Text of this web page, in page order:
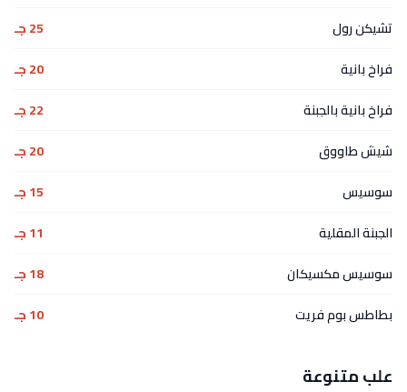
تشيكن رول
25 جـ
فراخ بانية
20 جـ
فراخ بانية بالجبنة
22 جـ
شيش طاووق
20 جـ
سوسيس
15 جـ
الجبنة المقلية
11 جـ
سوسيس مكسيكان
18 جـ
بطاطس بوم فريت
10 جـ
علب متنوعة